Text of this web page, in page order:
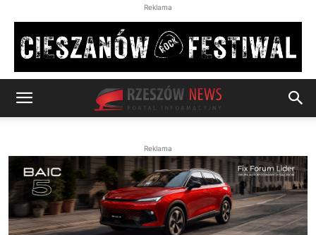
Reklama
Reklama